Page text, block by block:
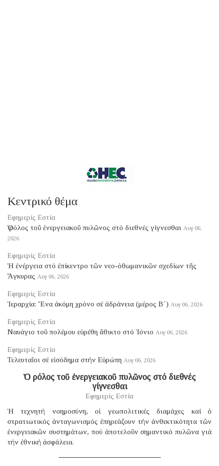
Κεντρικό θέμα
Εφημερίς Εστία
Ὁ ρόλος τοῦ ἐνεργειακοῦ πυλῶνος στό διεθνές γίγνεσθαι Αυγ 06,
2026
Εφημερίς Εστία
Ἡ ἐνέργεια στό ἐπίκεντρο τῶν νεο-ὀθωμανικῶν σχεδίων τῆς
Ἄγκυρας Αυγ 06, 2026
Εφημερίς Εστία
Ἱεραρχία: Ἕνα ἀκόμη χρόνο σέ ἀδράνεια (μέρος B΄) Αυγ 06, 2026
Εφημερίς Εστία
Ναυάγιο τοῦ πολέμου εὑρέθη ἄθικτο στό Ἰόνιο Αυγ 06, 2026
Εφημερίς Εστία
Τελευταῖοι σέ εἰσόδημα στήν Εὐρώπη Αυγ 06, 2026
Ὁ ρόλος τοῦ ἐνεργειακοῦ πυλῶνος στό διεθνές
γίγνεσθαι
Εφημερίς Εστία
Ἡ τεχνητή νοημοσύνη, οἱ γεωπολιτικές διαμάχες καί ὁ
στρατιωτικός ἀνταγωνισμός ἐπηρεάζουν τήν ἀνθεκτικότητα τῶν
ἐνεργειακῶν συστημάτων, πού ἀποτελοῦν σημαντικό πυλῶνα γιά
τήν ἐθνική ἀσφάλεια.